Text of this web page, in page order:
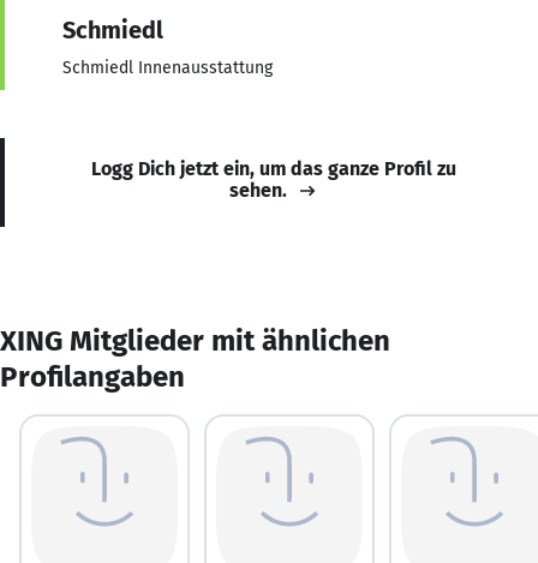
Schmiedl
Schmiedl Innenausstattung
Logg Dich jetzt ein, um das ganze Profil zu
sehen.
XING Mitglieder mit ähnlichen
Profilangaben